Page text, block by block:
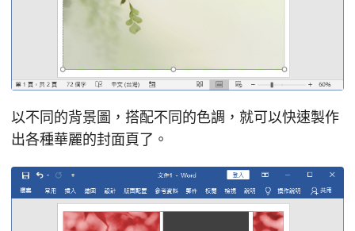
以不同的背景圖，搭配不同的色調，就可以快速製作
出各種華麗的封面頁了。